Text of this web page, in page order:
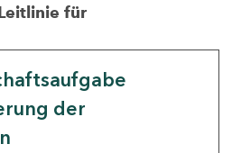
für
der